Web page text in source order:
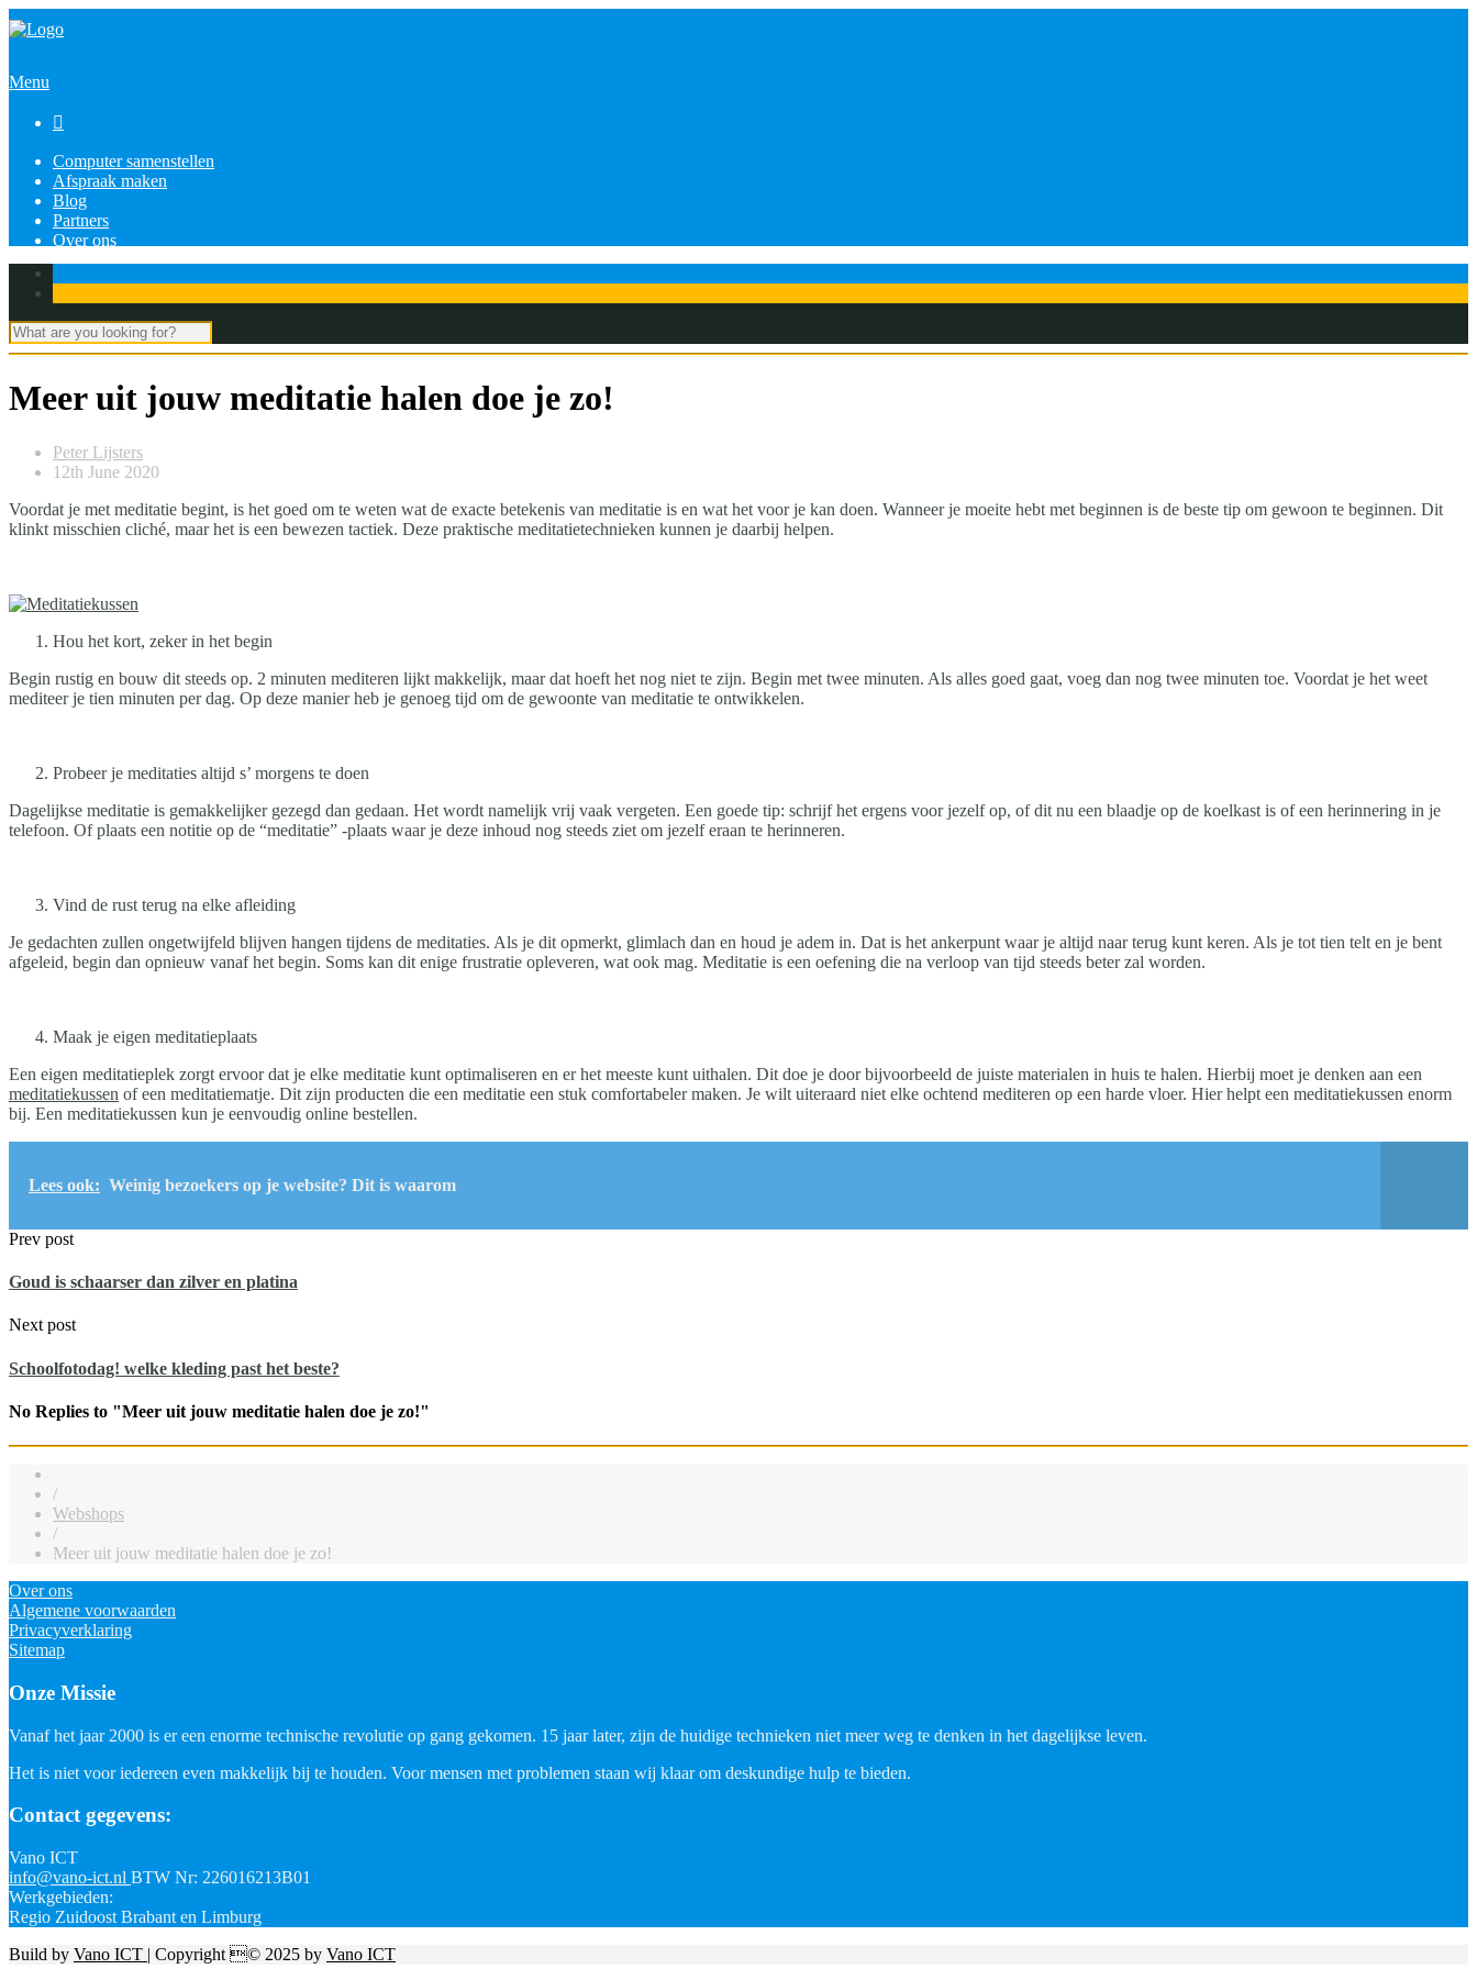
Menu

Computer samenstellen
Afspraak maken
Blog
Partners
Over ons
Meer uit jouw meditatie halen doe je zo!
Peter Lijsters
12th June 2020
Voordat je met meditatie begint, is het goed om te weten wat de exacte betekenis van meditatie is en wat het voor je kan doen. Wanneer je moeite hebt met beginnen is de beste tip om gewoon te beginnen. Dit
klinkt misschien cliché, maar het is een bewezen tactiek. Deze praktische meditatietechnieken kunnen je daarbij helpen.
Hou het kort, zeker in het begin
Begin rustig en bouw dit steeds op. 2 minuten mediteren lijkt makkelijk, maar dat hoeft het nog niet te zijn. Begin met twee minuten. Als alles goed gaat, voeg dan nog twee minuten toe. Voordat je het weet
mediteer je tien minuten per dag. Op deze manier heb je genoeg tijd om de gewoonte van meditatie te ontwikkelen.
Probeer je meditaties altijd s’ morgens te doen
Dagelijkse meditatie is gemakkelijker gezegd dan gedaan. Het wordt namelijk vrij vaak vergeten. Een goede tip: schrijf het ergens voor jezelf op, of dit nu een blaadje op de koelkast is of een herinnering in je
telefoon. Of plaats een notitie op de “meditatie” -plaats waar je deze inhoud nog steeds ziet om jezelf eraan te herinneren.
Vind de rust terug na elke afleiding
Je gedachten zullen ongetwijfeld blijven hangen tijdens de meditaties. Als je dit opmerkt, glimlach dan en houd je adem in. Dat is het ankerpunt waar je altijd naar terug kunt keren. Als je tot tien telt en je bent
afgeleid, begin dan opnieuw vanaf het begin. Soms kan dit enige frustratie opleveren, wat ook mag. Meditatie is een oefening die na verloop van tijd steeds beter zal worden.
Maak je eigen meditatieplaats
Een eigen meditatieplek zorgt ervoor dat je elke meditatie kunt optimaliseren en er het meeste kunt uithalen. Dit doe je door bijvoorbeeld de juiste materialen in huis te halen. Hierbij moet je denken aan een
meditatiekussen of een meditatiematje. Dit zijn producten die een meditatie een stuk comfortabeler maken. Je wilt uiteraard niet elke ochtend mediteren op een harde vloer. Hier helpt een meditatiekussen enorm
bij. Een meditatiekussen kun je eenvoudig online bestellen.
Lees ook: Weinig bezoekers op je website? Dit is waarom
Prev post
Goud is schaarser dan zilver en platina
Next post
Schoolfotodag! welke kleding past het beste?
No Replies to "Meer uit jouw meditatie halen doe je zo!"
/
Webshops
/
Meer uit jouw meditatie halen doe je zo!
Over ons
Algemene voorwaarden
Privacyverklaring
Sitemap
Onze Missie
Vanaf het jaar 2000 is er een enorme technische revolutie op gang gekomen. 15 jaar later, zijn de huidige technieken niet meer weg te denken in het dagelijkse leven.
Het is niet voor iedereen even makkelijk bij te houden. Voor mensen met problemen staan wij klaar om deskundige hulp te bieden.
Contact gegevens:
Vano ICT
info@vano-ict.nl BTW Nr: 226016213B01
Werkgebieden:
Regio Zuidoost Brabant en Limburg
Build by Vano ICT | Copyright © 2025 by Vano ICT